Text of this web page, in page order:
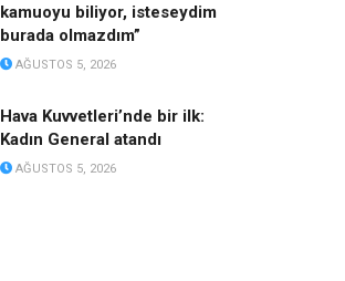
kamuoyu biliyor, isteseydim
burada olmazdım”
AĞUSTOS 5, 2026
Hava Kuvvetleri’nde bir ilk:
Kadın General atandı
AĞUSTOS 5, 2026